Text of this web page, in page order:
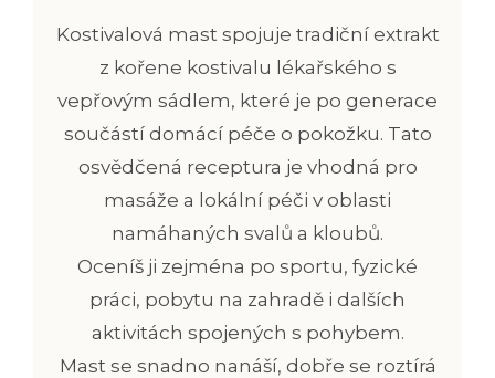
Kostivalová mast spojuje tradiční extrakt
z kořene kostivalu lékařského s
vepřovým sádlem, které je po generace
součástí domácí péče o pokožku. Tato
osvědčená receptura je vhodná pro
masáže a lokální péči v oblasti
namáhaných svalů a kloubů.
Oceníš ji zejména po sportu, fyzické
práci, pobytu na zahradě i dalších
aktivitách spojených s pohybem.
Mast se snadno nanáší, dobře se roztírá